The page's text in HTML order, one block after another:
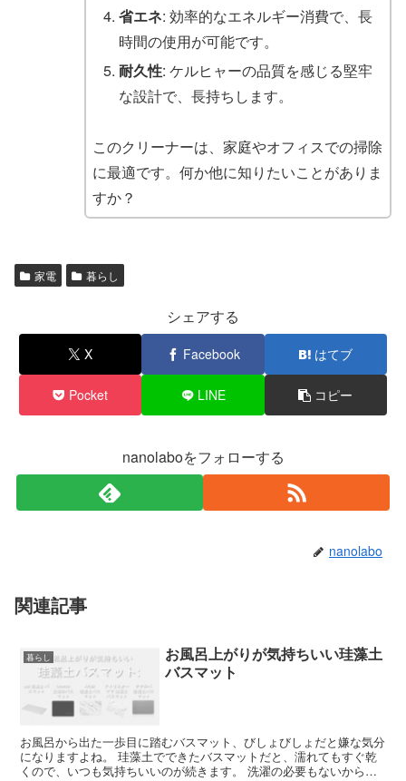
省エネ: 効率的なエネルギー消費で、長
時間の使用が可能です。
耐久性: ケルヒャーの品質を感じる堅牢
な設計で、長持ちします。
このクリーナーは、家庭やオフィスでの掃除
に最適です。何か他に知りたいことがありま
すか？
家電 暮らし
シェアする
X Facebook はてブ
Pocket LINE コピー
nanolaboをフォローする
nanolabo
関連記事
暮らし
お風呂上がりが気持ちいい珪藻土
バスマット
お風呂から出た一歩目に踏むバスマット、びしょびしょだと嫌な気分
になりますよね。 珪藻土でできたバスマットだと、濡れてもすぐ乾
くので、いつも気持ちいいのが続きます。 洗濯の必要もないから楽